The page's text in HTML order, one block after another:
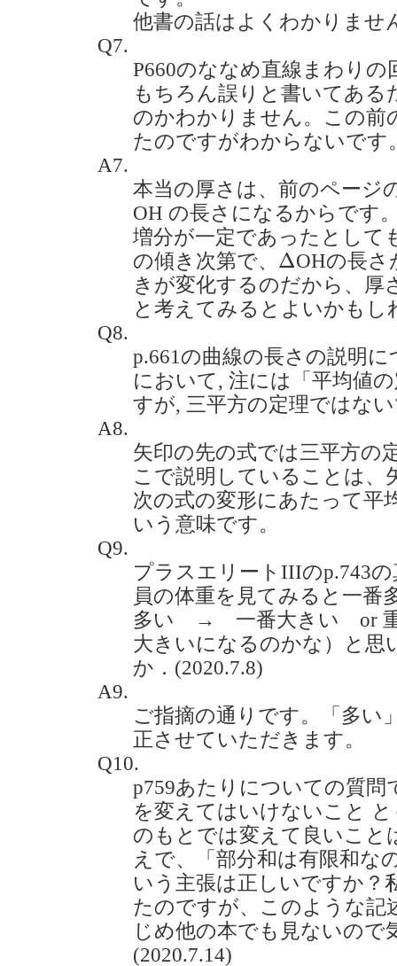
他書の話はよくわかりませ
Q7.
P660のななめ直線まわり
もちろん誤りと書いてあ
のかわかりません。この前
たのですがわからないです
A7.
本当の厚さは、前のページ
OH の長さになるからです
増分が一定であったとして
の傾き次第で、 Δ
Δ OHの長さ
きが変化するのだから、厚
と考えてみるとよいかもし
Q8.
p.661の曲線の長さの説明
において, 注には「平均値
すが, 三平方の定理ではな
A8.
矢印の先の式では三平方の
こで説明していることは、
次の式の変形にあたって平
いう意味です。
Q9.
プラスエリートIIIのp.743
員の体重を見てみると一番
多い → 一番大きい or 重
大きいになるのかな）と思
か．(2020.7.8)
A9.
ご指摘の通りです。「多い
正させていただきます。
Q10.
p759あたりについての質問
を変えてはいけないこと
のもとでは変えて良いこと
えで、「部分和は有限和な
いう主張は正しいですか？
たのですが、このような記
じめ他の本でも見ないので
(2020.7.14)